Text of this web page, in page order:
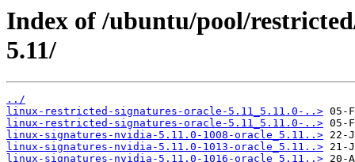
Index of /ubuntu/pool/
5.11/
../
linux-restricted-signatures-oracle-5.11_5.11.0-..>
linux-restricted-signatures-oracle-5.11_5.11.0-..>
linux-signatures-nvidia-5.11.0-1008-oracle_5.11..>
linux-signatures-nvidia-5.11.0-1013-oracle_5.11..>
linux-signatures-nvidia-5.11.0-1016-oracle_5.11..>